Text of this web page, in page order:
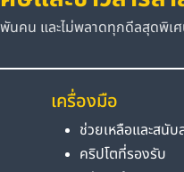
นคน และไม่พลาดทุกดีลสุดพิเ
เครื่องมือ
ช่วยเหลือและสนั
คริปโตที่รองรับ